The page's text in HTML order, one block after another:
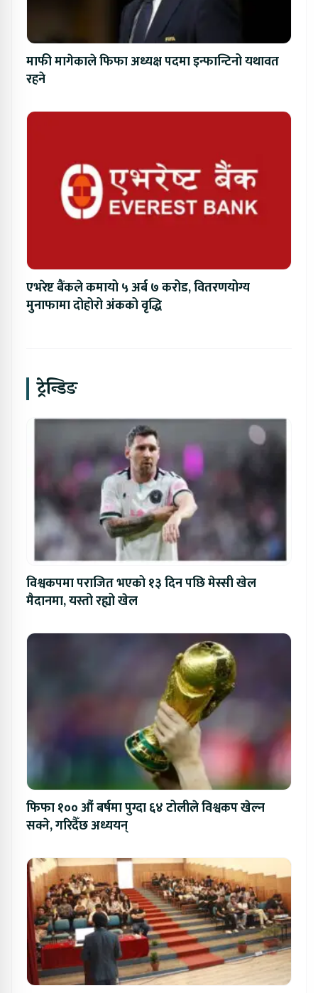
माफी मागेकाले फिफा अध्यक्ष पदमा इन्फान्टिनो यथावत
रहने
एभरेष्ट बैंकले कमायो ५ अर्ब ७ करोड, वितरणयोग्य
मुनाफामा दोहोरो अंकको वृद्धि
ट्रेन्डिङ
विश्वकपमा पराजित भएको १३ दिन पछि मेस्सी खेल
मैदानमा, यस्तो रह्यो खेल
फिफा १०० औं बर्षमा पुग्दा ६४ टोलीले विश्वकप खेल्न
सक्ने, गरिदैँछ अध्ययन्